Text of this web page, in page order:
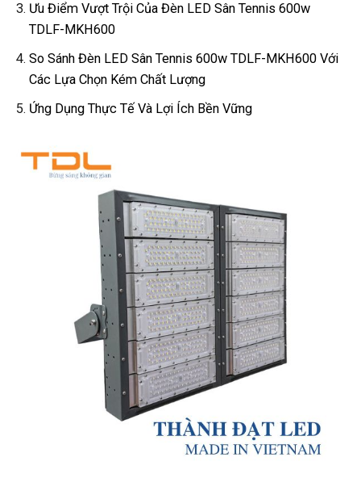
Ưu Điểm Vượt Trội Của Đèn LED Sân Tennis 600w
TDLF-MKH600
So Sánh Đèn LED Sân Tennis 600w TDLF-MKH600 Với
Các Lựa Chọn Kém Chất Lượng
Ứng Dụng Thực Tế Và Lợi Ích Bền Vững